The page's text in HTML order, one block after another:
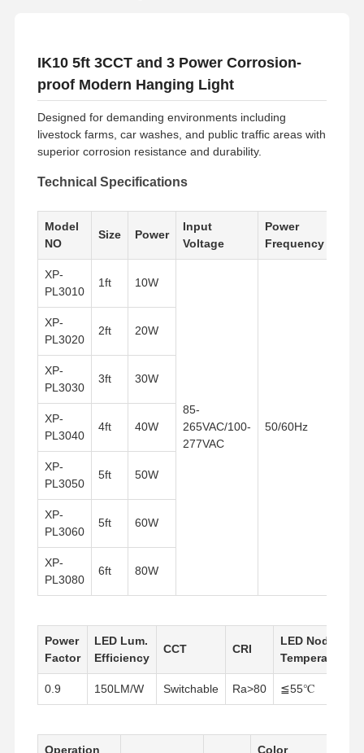
Casa Prodotti Chi Siamo
Visita Alla
IK10 5ft 3CCT and 3 Power Corrosion-
proof Modern Hanging Light
Designed for demanding environments including
livestock farms, car washes, and public traffic areas with
superior corrosion resistance and durability.
Technical Specifications
Model
NO
Size Power
Input
Voltage
Power
Frequency
XP-
PL3010
1ft 10W
85-
265VAC/100-
277VAC
50/60Hz
XP-
PL3020
2ft 20W
XP-
PL3030
3ft 30W
XP-
PL3040
4ft 40W
XP-
PL3050
5ft 50W
XP-
PL3060
5ft 60W
XP-
PL3080
6ft 80W
Power
Factor
LED Lum.
Efficiency
CCT CRI
LED Node
Temperature
0.9 150LM/W Switchable Ra>80 ≦55℃
Operation Color